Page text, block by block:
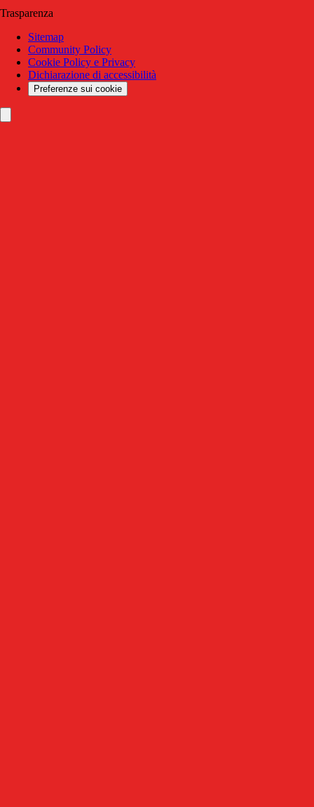
Trasparenza
Sitemap
Community Policy
Cookie Policy e Privacy
Dichiarazione di accessibilità
Preferenze sui cookie